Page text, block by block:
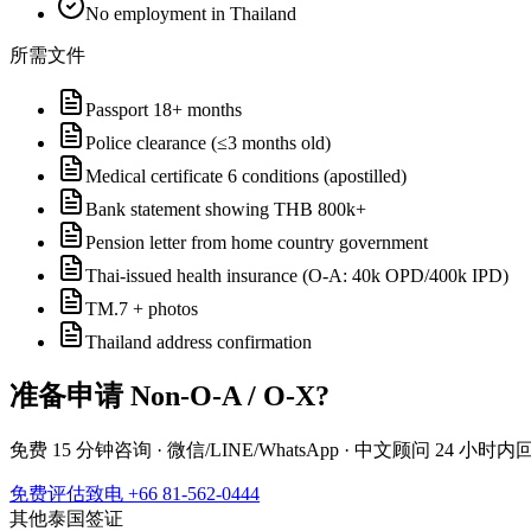
No employment in Thailand
所需文件
Passport 18+ months
Police clearance (≤3 months old)
Medical certificate 6 conditions (apostilled)
Bank statement showing THB 800k+
Pension letter from home country government
Thai-issued health insurance (O-A: 40k OPD/400k IPD)
TM.7 + photos
Thailand address confirmation
准备申请Non-O-A / O-X?
免费 15 分钟咨询 · 微信/LINE/WhatsApp · 中文顾问 24 小时内
免费评估致电 +66 81-562-0444
其他泰国签证